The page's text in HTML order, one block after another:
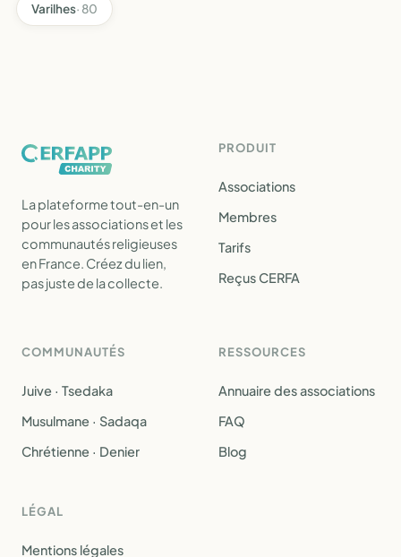
Varilhes· 80
La plateforme tout-en-un
pour les associations et les
communautés religieuses
en France. Créez du lien,
pas juste de la collecte.
PRODUIT
Associations
Membres
Tarifs
Reçus CERFA
COMMUNAUTÉS
Juive · Tsedaka
Musulmane · Sadaqa
Chrétienne · Denier
RESSOURCES
Annuaire des associations
FAQ
Blog
LÉGAL
Mentions légales